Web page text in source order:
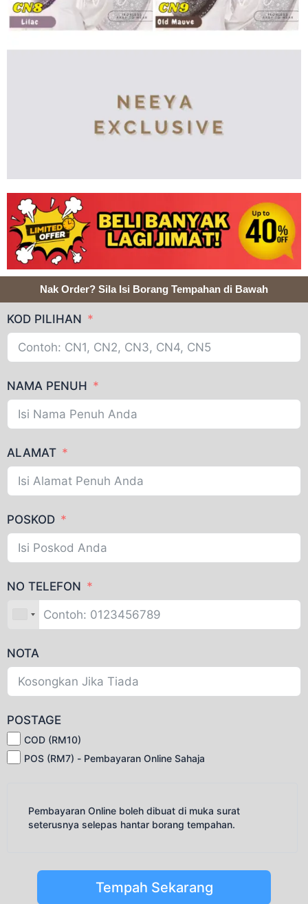
Nak Order? Sila Isi Borang Tempahan di Bawah
KOD PILIHAN
NAMA PENUH
ALAMAT
POSKOD
NO TELEFON
NOTA
POSTAGE
COD (RM10)
POS (RM7) - Pembayaran Online Sahaja
Pembayaran Online boleh dibuat di muka surat
seterusnya selepas hantar borang tempahan.
Tempah Sekarang